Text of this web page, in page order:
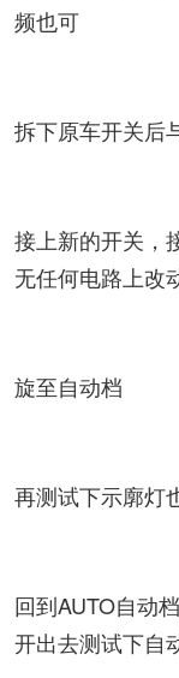
频也可
拆下原车开关后
接上新的开关，
无任何电路上改
旋至自动档
再测试下示廓灯
回到AUTO自动
开出去测试下自